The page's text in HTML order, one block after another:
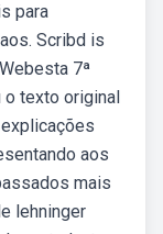
para
Scribd is
7ª
o texto original
aos
mais
lehninger